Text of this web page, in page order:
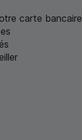
carte bancaire